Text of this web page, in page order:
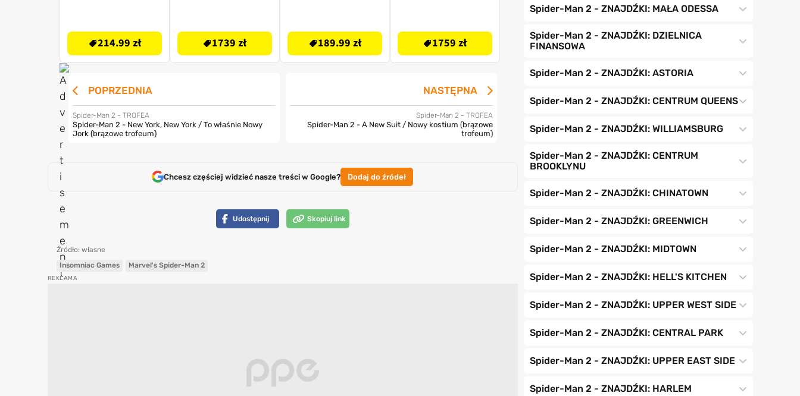
214.99 zł 1739 zł 189.99 zł 1759 zł
POPRZEDNIA
Spider-Man 2 - TROFEA
Spider-Man 2 - New York, New York / To właśnie Nowy
Jork (brązowe trofeum)
NASTĘPNA
Spider-Man 2 - TROFEA
Spider-Man 2 - A New Suit / Nowy kostium (brązowe
trofeum)
Chcesz częściej widzieć nasze treści w Google? Dodaj do źródeł
Udostępnij Skopiuj link
Źródło: własne
Insomniac Games
Marvel's Spider-Man 2
Spider-Man 2 - ZNAJDŹKI: MAŁA ODESSA
Spider-Man 2 - ZNAJDŹKI: DZIELNICA
FINANSOWA
Spider-Man 2 - ZNAJDŹKI: ASTORIA
Spider-Man 2 - ZNAJDŹKI: CENTRUM QUEENS
Spider-Man 2 - ZNAJDŹKI: WILLIAMSBURG
Spider-Man 2 - ZNAJDŹKI: CENTRUM
BROOKLYNU
Spider-Man 2 - ZNAJDŹKI: CHINATOWN
Spider-Man 2 - ZNAJDŹKI: GREENWICH
Spider-Man 2 - ZNAJDŹKI: MIDTOWN
Spider-Man 2 - ZNAJDŹKI: HELL'S KITCHEN
Spider-Man 2 - ZNAJDŹKI: UPPER WEST SIDE
Spider-Man 2 - ZNAJDŹKI: CENTRAL PARK
Spider-Man 2 - ZNAJDŹKI: UPPER EAST SIDE
Spider-Man 2 - ZNAJDŹKI: HARLEM